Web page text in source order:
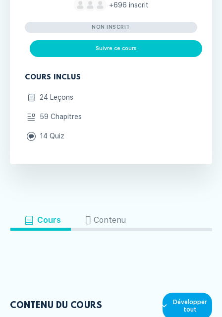
Cours Contenu
CONTENU DU COURS
Développer
tout
+696 inscrit
NON INSCRIT
Suivre ce cours
COURS INCLUS
24 Leçons
59 Chapitres
14 Quiz